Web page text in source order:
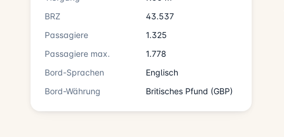
BRZ
43.537
Passagiere
1.325
Passagiere max.
1.778
Bord-Sprachen
Englisch
Bord-Währung
Britisches Pfund (GBP)